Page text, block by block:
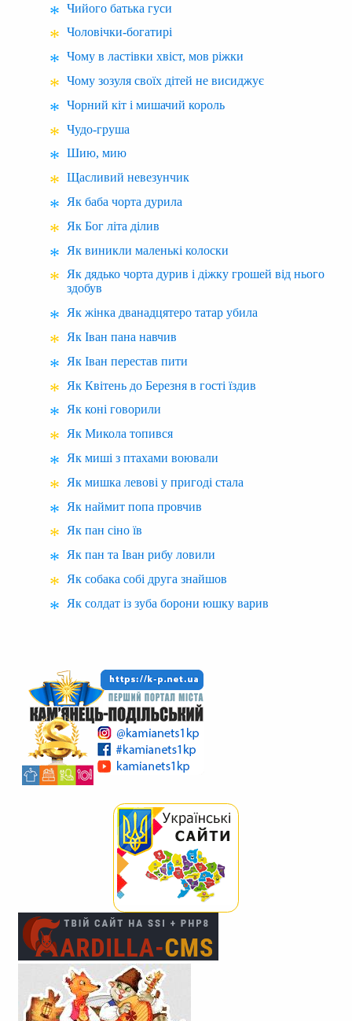
Чийого батька гуси
Чоловічки-богатирі
Чому в ластівки хвіст, мов ріжки
Чому зозуля своїх дітей не висиджує
Чорний кіт і мишачий король
Чудо-груша
Шию, мию
Щасливий невезунчик
Як баба чорта дурила
Як Бог літа ділив
Як виникли маленькі колоски
Як дядько чорта дурив і діжку грошей від нього
здобув
Як жінка дванадцятеро татар убила
Як Іван пана навчив
Як Іван перестав пити
Як Квітень до Березня в гості їздив
Як коні говорили
Як Микола топився
Як миші з птахами воювали
Як мишка левові у пригоді стала
Як наймит попа провчив
Як пан сіно їв
Як пан та Іван рибу ловили
Як собака собі друга знайшов
Як солдат із зуба борони юшку варив